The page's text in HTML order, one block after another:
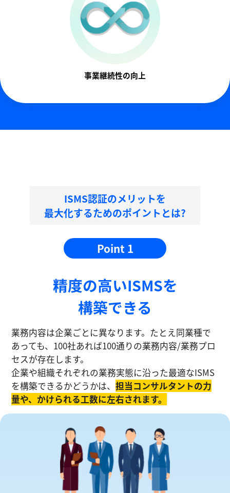
事業継続性の向上
ISMS認証のメリットを
最大化するためのポイントとは?
Point 1
精度の⾼いISMSを
構築できる
業務内容は企業ごとに異なります。たとえ同業種で
あっても、100社あれば100通りの業務内容/業務プロ
セスが存在します。
企業や組織それぞれの業務実態に沿った最適なISMS
を構築できるかどうかは、担当コンサルタントの⼒
量や、かけられる工数に左右されます。